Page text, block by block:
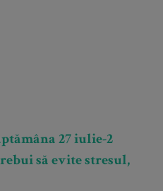
27 iulie-2
să evite stresul,